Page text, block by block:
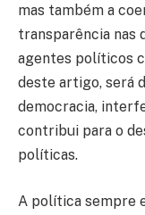
mas também a
transparência nas
agentes políticos
deste artigo, será
democracia,
contribui para o
políticas.
A política sempre